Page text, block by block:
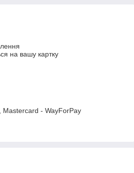
на вашу картку
- WayForPay